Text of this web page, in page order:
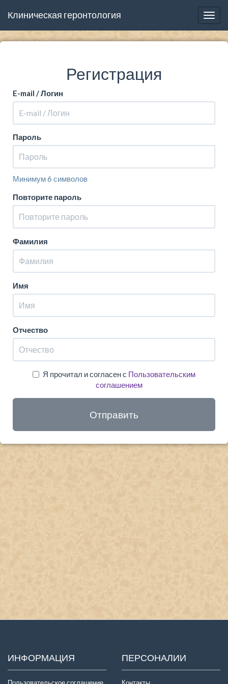
Клиническая геронтология
Регистрация
E-mail / Логин
Пароль
Минимум 6 символов
Повторите пароль
Фамилия
Имя
Отчество
Я прочитал и согласен с Пользовательским
соглашением
Отправить
ИНФОРМАЦИЯ
Пользовательское соглашение
ПЕРСОНАЛИИ
Контакты